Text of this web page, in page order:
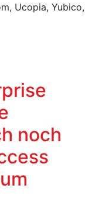
Ucopia, Yubico,
noch